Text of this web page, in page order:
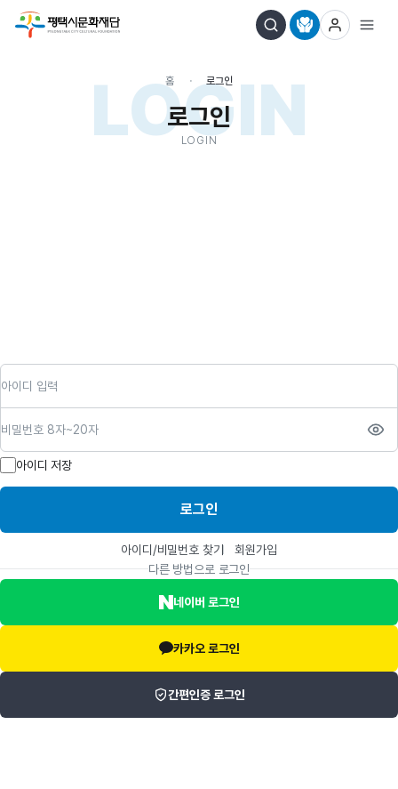
LOGIN
홈 로그인
로그인
LOGIN
아이디 저장
로그인
아이디/비밀번호 찾기
회원가입
다른 방법으로 로그인
네이버 로그인
카카오 로그인
간편인증 로그인